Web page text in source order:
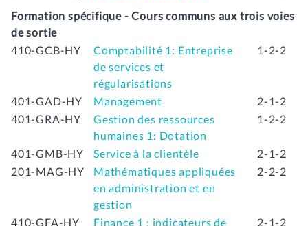
Formation spécifique - Cours communs aux trois voies
de sortie
410-GCB-HY
Comptabilité 1: Entreprise
de services et
régularisations
1-2-2
401-GAD-HY Management
2-1-2
401-GRA-HY
Gestion des ressources
humaines 1: Dotation
1-2-2
401-GMB-HY Service à la clientèle
2-1-2
201-MAG-HY
Mathématiques appliquées
en administration et en
gestion
2-2-2
410-GFA-HY
Finance 1 : indicateurs de
2-1-2